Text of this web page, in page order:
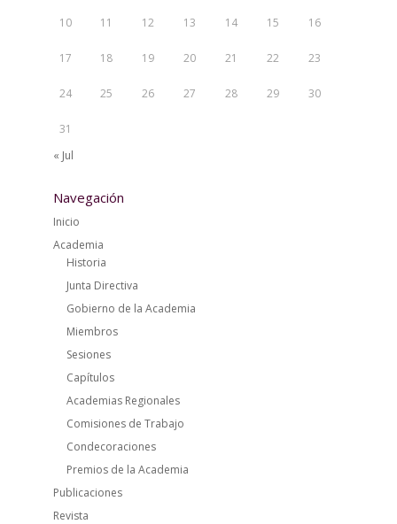
10 11 12 13 14 15 16
17 18 19 20 21 22 23
24 25 26 27 28 29 30
31
« Jul
Navegación
Inicio
Academia
Historia
Junta Directiva
Gobierno de la Academia
Miembros
Sesiones
Capítulos
Academias Regionales
Comisiones de Trabajo
Condecoraciones
Premios de la Academia
Publicaciones
Revista